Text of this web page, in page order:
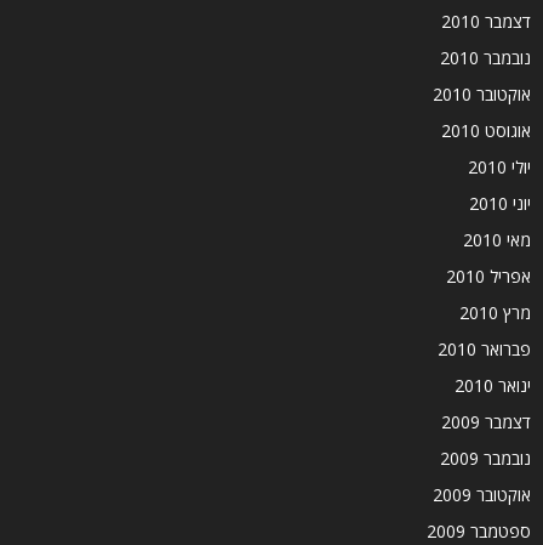
דצמבר 2010
נובמבר 2010
אוקטובר 2010
אוגוסט 2010
יולי 2010
יוני 2010
מאי 2010
אפריל 2010
מרץ 2010
פברואר 2010
ינואר 2010
דצמבר 2009
נובמבר 2009
אוקטובר 2009
ספטמבר 2009